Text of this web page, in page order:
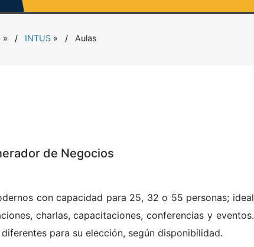
» INTUS » Aulas
de Negocios
con capacidad para 25, 32 o 55 personas; ideal
charlas, capacitaciones, conferencias y eventos.
para su elección, según disponibilidad.